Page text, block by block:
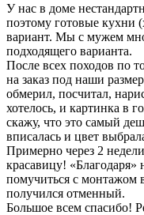
У нас в доме
поэтому готовые кухни
вариант. Мы с мужем
подходящего варианта.
После всех походов по
на заказ под наши
обмерил, посчитал,
хотелось, и картинка в
скажу, что это самый
вписалась и цвет
Примерно через 2
красавицу!
помучиться с монтажом
получился отменный.
Большое всем спасибо!